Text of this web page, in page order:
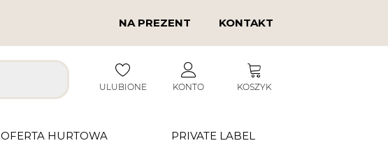
NA PREZENT KONTAKT
ULUBIONE KONTO KOSZYK
OFERTA HURTOWA PRIVATE LABEL